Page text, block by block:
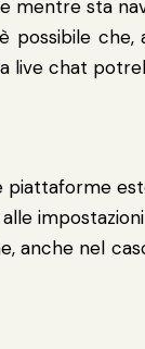
sta
live chat
anche nel